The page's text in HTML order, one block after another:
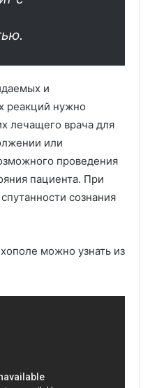
и
реакций нужно
лечащего врача для
или
проведения
пациента. При
сознания
можно узнать из